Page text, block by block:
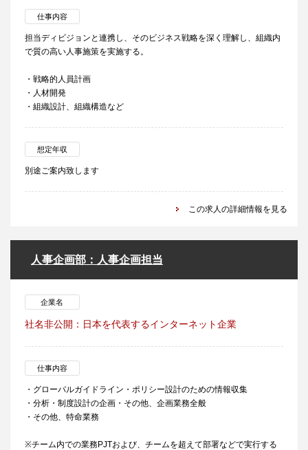
仕事内容
担当ディビジョンと連携し、そのビジネス戦略を深く理解し、組織内
で質の高い人事施策を実施する。
・戦略的人員計画
・人材開発
・組織設計、組織構造など
想定年収
別途ご案内致します
この求人の詳細情報を見る
人事企画部：人事企画担当
企業名
社名非公開：日本を代表するインターネット企業
仕事内容
・グローバルガイドライン・ポリシー設計のための情報収集
・分析・制度設計の企画・その他、企画業務全般
・その他、特命業務
※チーム内での業務PJTおよび、チームを超えて部署などで実行する